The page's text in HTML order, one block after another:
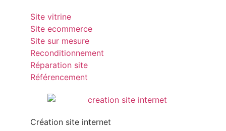
Site vitrine
Site ecommerce
Site sur mesure
Reconditionnement
Réparation site
Référencement
Création site internet